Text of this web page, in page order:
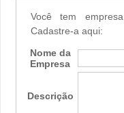
Você tem
Cadastre-a aqui:
Nome da
Empresa
Descrição